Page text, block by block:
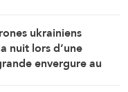
ukrainiens
nuit lors d’une
envergure au